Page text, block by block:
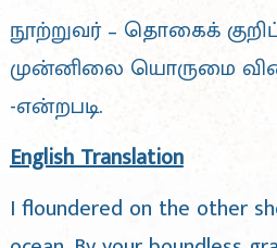
நூற்றுவர் – தொகைக்
முன்னிலை யொருமை
-என்றபடி.
English Translation
I floundered on the other